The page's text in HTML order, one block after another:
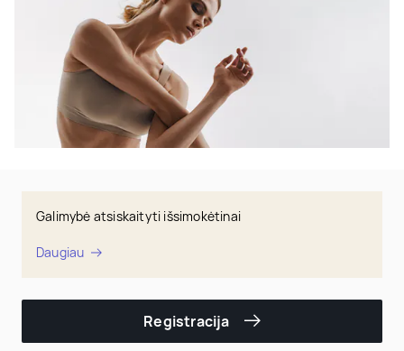
Galimybė atsiskaityti išsimokėtinai
Daugiau
Registracija